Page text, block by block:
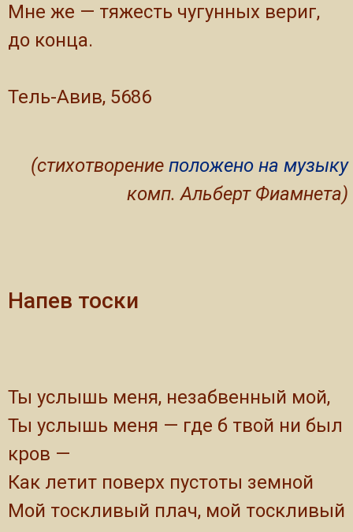
Мне же — тяжесть чугунных вериг,
до конца.
Тель-Авив, 5686
(стихотворение положено на музыку
комп. Альберт Фиамнета)
Напев тоски
Ты услышь меня, незабвенный мой,
Ты услышь меня — где б твой ни был
кров —
Как летит поверх пустоты земной
Мой тоскливый плач, мой тоскливый